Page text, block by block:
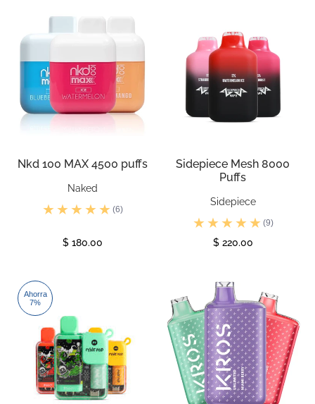
Nkd 100 MAX 4500 puffs
Naked
(6)
$ 180.00
Sidepiece Mesh 8000
Puffs
Sidepiece
(9)
$ 220.00
Ahorra
7%